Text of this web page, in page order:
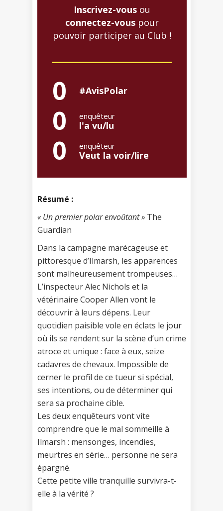
Inscrivez-vous ou
connectez-vous pour
pouvoir participer au Club !
0 #AvisPolar
0 enquêteur
l'a vu/lu
0 enquêteur
Veut la voir/lire
Résumé :
« Un premier polar envoûtant » The
Guardian
Dans la campagne marécageuse et
pittoresque d’Ilmarsh, les apparences
sont malheureusement trompeuses…
L’inspecteur Alec Nichols et la
vétérinaire Cooper Allen vont le
découvrir à leurs dépens. Leur
quotidien paisible vole en éclats le jour
où ils se rendent sur la scène d’un crime
atroce et unique : face à eux, seize
cadavres de chevaux. Impossible de
cerner le profil de ce tueur si spécial,
ses intentions, ou de déterminer qui
sera sa prochaine cible.
Les deux enquêteurs vont vite
comprendre que le mal sommeille à
Ilmarsh : mensonges, incendies,
meurtres en série… personne ne sera
épargné.
Cette petite ville tranquille survivra-t-
elle à la vérité ?